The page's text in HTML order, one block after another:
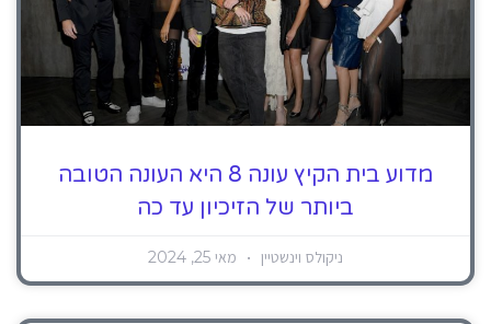
מדוע בית הקיץ עונה 8 היא העונה הטובה
ביותר של הזיכיון עד כה
ניקולס וינשטיין מאי 25, 2024